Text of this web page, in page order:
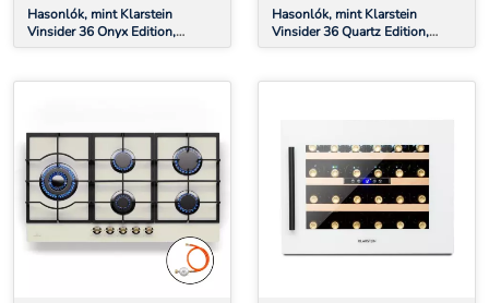
Hasonlók, mint Klarstein
Vinsider 36 Onyx Edition,
borhűtő, 85 liter, 5 - 22 °C, 2
Hasonlók, mint Klarstein
Vinsider 36 Quartz Edition,
borhűtő, 85 liter, 5 - 22 °C, 2